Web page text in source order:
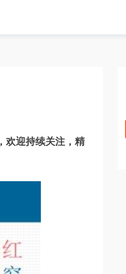
，欢迎持续关注，精